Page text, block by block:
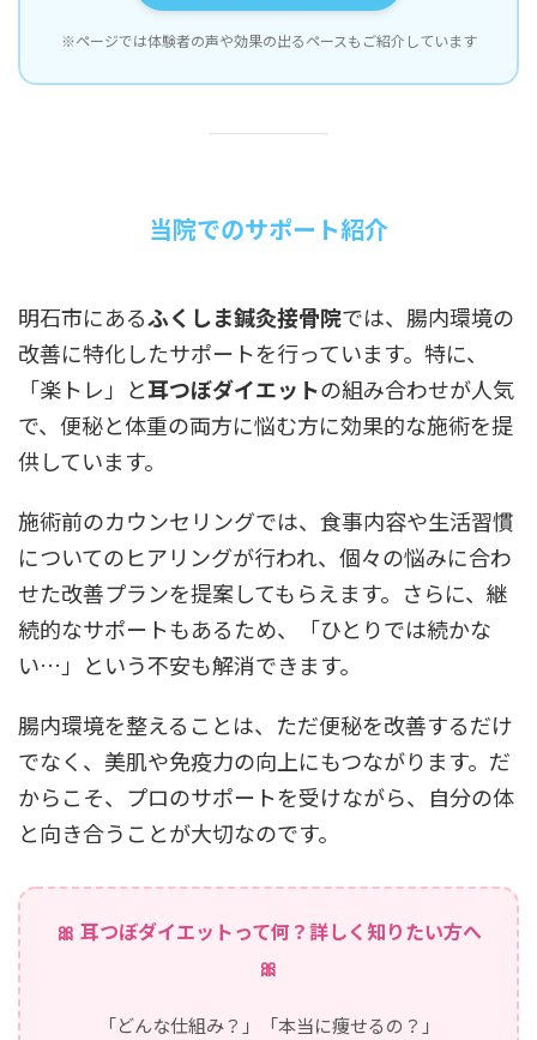
※ページでは体験者の声や効果の出るペースもご紹介しています
当院でのサポート紹介
明石市にあるふくしま鍼灸接骨院では、腸内環境の
改善に特化したサポートを行っています。特に、
「楽トレ」と耳つぼダイエットの組み合わせが人気
で、便秘と体重の両方に悩む方に効果的な施術を提
供しています。
施術前のカウンセリングでは、食事内容や生活習慣
についてのヒアリングが行われ、個々の悩みに合わ
せた改善プランを提案してもらえます。さらに、継
続的なサポートもあるため、「ひとりでは続かな
い…」という不安も解消できます。
腸内環境を整えることは、ただ便秘を改善するだけ
でなく、美肌や免疫力の向上にもつながります。だ
からこそ、プロのサポートを受けながら、自分の体
と向き合うことが大切なのです。
🎀 耳つぼダイエットって何？詳しく知りたい方へ
🎀
「どんな仕組み？」「本当に痩せるの？」